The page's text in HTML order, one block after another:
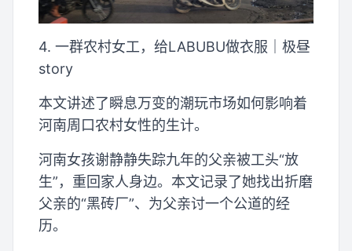
4. 一群农村女工，给LABUBU做衣服｜极昼
story
本文讲述了瞬息万变的潮玩市场如何影响着
河南周口农村女性的生计。
河南女孩谢静静失踪九年的父亲被工头“放
生”，重回家人身边。本文记录了她找出折磨
父亲的“黑砖厂”、为父亲讨一个公道的经
历。